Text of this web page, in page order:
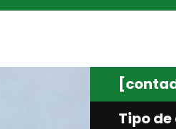
Tipo